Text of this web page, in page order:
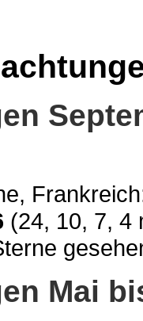
(24, 10, 7, 4
Mai